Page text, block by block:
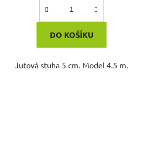
DO KOŠÍKU
Jutová stuha 5 cm. Model 4.5 m.